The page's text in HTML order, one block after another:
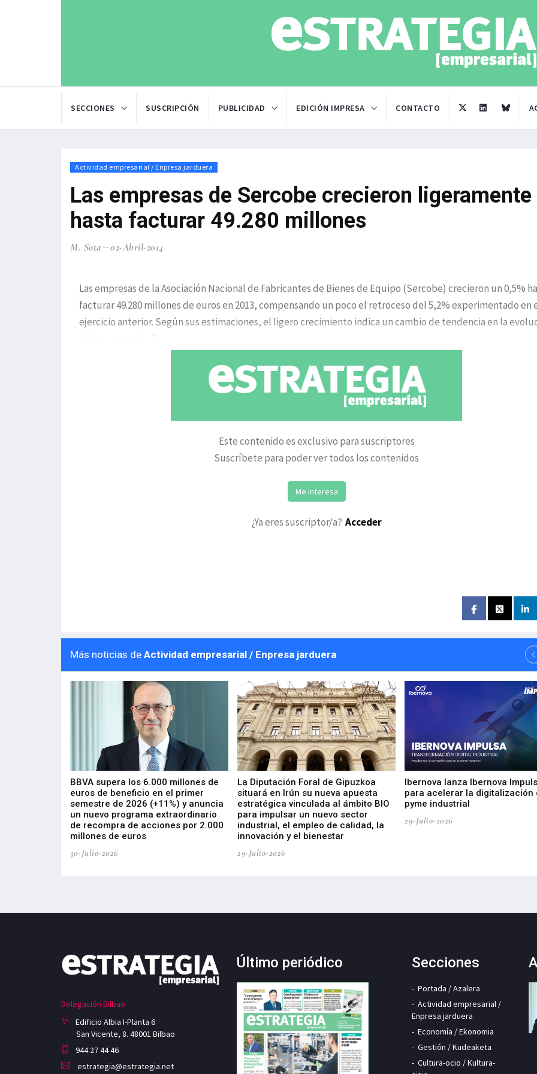
SECCIONES SUSCRIPCIÓN PUBLICIDAD EDICIÓN IMPRESA CONTACTO
Actividad empresarial / Enpresa jarduera
Las empresas de Sercobe crecieron ligeramente
hasta facturar 49.280 millones
M. Sota 02-Abril-2014
Las empresas de la Asociación Nacional de Fabricantes de Bienes de Equipo (Sercobe) crecieron un 0,5%
facturar 49.280 millones de euros en 2013, compensando un poco el retroceso del 5,2% experimentado en
ejercicio anterior. Según sus estimaciones, el ligero crecimiento indica un cambio de tendencia en la
de las ventas. A ello c
Este contenido es exclusivo para suscriptores
Suscríbete para poder ver todos los contenidos
Me interesa
¿Ya eres suscriptor/a? Acceder
Más noticias de Actividad empresarial / Enpresa jarduera
BBVA supera los 6.000 millones de
euros de beneficio en el primer
semestre de 2026 (+11%) y anuncia
un nuevo programa extraordinario
de recompra de acciones por 2.000
millones de euros
30-Julio-2026
La Diputación Foral de Gipuzkoa
situará en Irún su nueva apuesta
estratégica vinculada al ámbito BIO
para impulsar un nuevo sector
industrial, el empleo de calidad, la
innovación y el bienestar
29-Julio-2026
Ibernova lanza Ibernova
para acelerar la digitalización
pyme industrial
29-Julio-2026
Delegación Bilbao
Edificio Albia I-Planta 6
San Vicente, 8. 48001 Bilbao
944 27 44 46
estrategia@estrategia.net
Último periódico Secciones
Portada / Azalera
Actividad empresarial /
Enpresa jarduera
Economía / Ekonomia
Gestión / Kudeaketa
Cultura-ocio / Kultura-